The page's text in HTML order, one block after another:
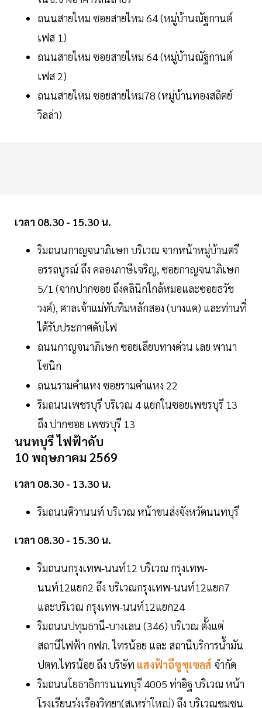
ถนนสายไหม ซอยสายไหม 64 (หมู่บ้านณัฐกานต์
เฟส 1)
ถนนสายไหม ซอยสายไหม 64 (หมู่บ้านณัฐกานต์
เฟส 2)
ถนนสายไหม ซอยสายไหม78 (หมู่บ้านทองสถิตย์
วิลล่า)
เวลา 08.30 - 15.30 น.
ริมถนนกาญจนาภิเษก บริเวณ จากหน้าหมู่บ้านตรี
อรรถบูรณ์ ถึง คลองภาษีเจริญ, ซอยกาญจนาภิเษก
5/1 (จากปากซอย ถึงคลินิกใกล้หมอและซอยธวัช
วงค์), ศาลเจ้าแม่ทับทิมหลักสอง (บางแค) และท่านที่
ได้รับประกาศดับไฟ
ถนนกาญจนาภิเษก ซอยเลียบทางด่วน เลย พานา
โซนิก
ถนนรามคำแหง ซอยรามคำแหง 22
ริมถนนเพชรบุรี บริเวณ 4 แยกในซอยเพชรบุรี 13
ถึง ปากซอย เพชรบุรี 13
นนทบุรี ไฟฟ้าดับ
10 พฤษภาคม 2569
เวลา 08.30 - 13.30 น.
ริมถนนติวานนท์ บริเวณ หน้าขนส่งจังหวัดนนทบุรี
เวลา 08.30 - 15.30 น.
ริมถนนกรุงเทพ-นนท์12 บริเวณ กรุงเทพ-
นนท์12แยก2 ถึง บริเวณกรุงเทพ-นนท์12แยก7
และบริเวณ กรุงเทพ-นนท์12แยก24
ริมถนนปทุมธานี-บางเลน (346) บริเวณ ตั้งแต่
สถานีไฟฟ้า กฟภ. ไทรน้อย และ สถานีบริการน้ำมัน
ปตท.ไทรน้อย ถึง บริษัท แสงฟ้าอีซูซุเซลส์ จำกัด
ริมถนนโยธาธิการนนทบุรี 4005 ท่าอิฐ บริเวณ หน้า
โรงเรียนรุ่งเรืองวิทยา(สุเหร่าใหญ่) ถึง บริเวณชุมชน